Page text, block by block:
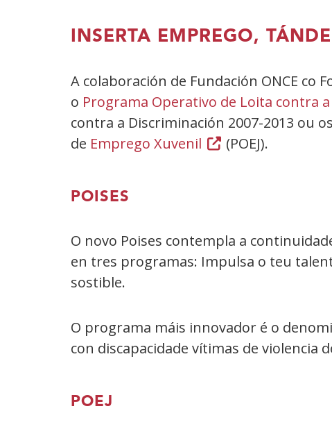
INSERTA EMPREGO,
A colaboración de Fundación ONCE
o Programa Operativo de Loita contra
contra a Discriminación 2007-2013 ou os
de Emprego Xuvenil (Abrir(POEJ).
POISES
O novo Poises contempla a
en tres programas: Impulsa o teu
sostible.
O programa máis innovador é o
con discapacidade vítimas de violencia
POEJ